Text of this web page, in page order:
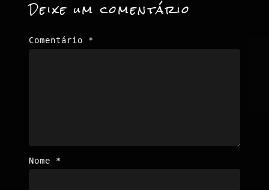
Deixe um comentário
Comentário *
Nome *